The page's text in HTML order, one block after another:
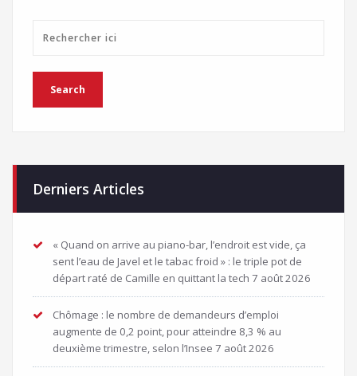
Derniers Articles
« Quand on arrive au piano-bar, l’endroit est vide, ça
sent l’eau de Javel et le tabac froid » : le triple pot de
départ raté de Camille en quittant la tech 7 août 2026
Chômage : le nombre de demandeurs d’emploi
augmente de 0,2 point, pour atteindre 8,3 % au
deuxième trimestre, selon l’Insee 7 août 2026